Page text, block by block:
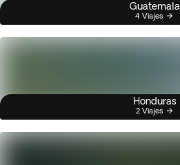
Guatemala
4 Viajes
Honduras
2 Viajes